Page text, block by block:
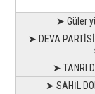
➤ Güler
➤ DEVA
➤ TANRI
➤ SAHİL